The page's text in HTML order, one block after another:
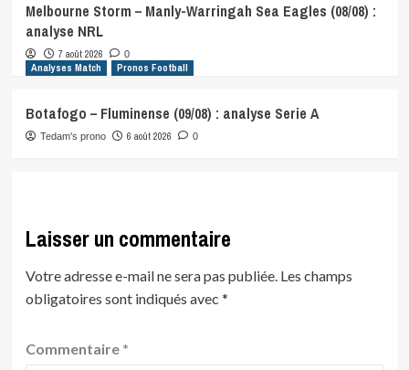
Melbourne Storm – Manly-Warringah Sea Eagles (08/08) :
analyse NRL
7 août 2026 0
Analyses Match Pronos Football
Botafogo – Fluminense (09/08) : analyse Serie A
Tedam's prono 6 août 2026 0
Laisser un commentaire
Votre adresse e-mail ne sera pas publiée. Les champs
obligatoires sont indiqués avec *
Commentaire *